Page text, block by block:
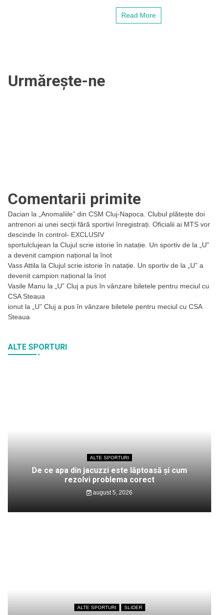
Read More
Urmărește-ne
Comentarii primite
Dacian la
„Anomaliile” din CSM Cluj-Napoca. Clubul plătește doi
antrenori ai unei secții fără sportivi înregistrați. Oficialii ai MTS vor
descinde în control- EXCLUSIV
sportulclujean la Clujul scrie istorie în natație. Un sportiv de la „U”
a devenit campion național la înot
Vass Attila la Clujul scrie istorie în natație. Un sportiv de la „U” a
devenit campion național la înot
Vasile Manu la
„U” Cluj a pus în vânzare biletele pentru meciul cu
CSA Steaua
ionut la
„U” Cluj a pus în vânzare biletele pentru meciul cu CSA
Steaua
ALTE SPORTURI
ALTE SPORTURI
De ce apa din jacuzzi este lăptoasă și cum
rezolvi problema corect
august 5, 2026
ALTE SPORTURI SLIDER